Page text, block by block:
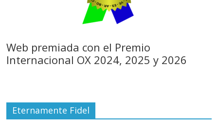
Web premiada con el Premio
Internacional OX 2024, 2025 y 2026
Eternamente Fidel